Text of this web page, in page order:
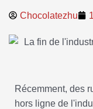
Chocolatezhu
Récemment, des
hors ligne de